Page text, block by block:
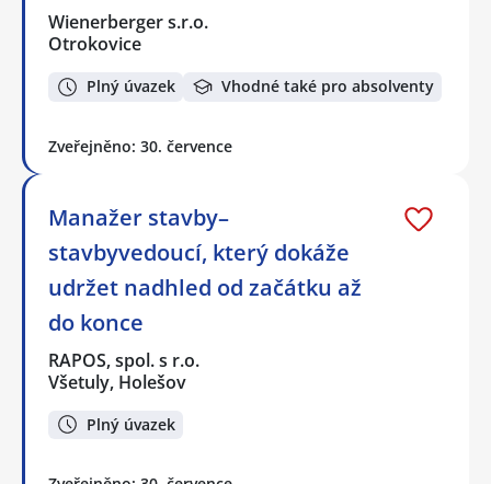
Wienerberger s.r.o.
Otrokovice
Plný úvazek Vhodné také pro absolventy
Zveřejněno: 30. července
Manažer stavby–
stavbyvedoucí, který dokáže
udržet nadhled od začátku až
do konce
RAPOS, spol. s r.o.
Všetuly, Holešov
Plný úvazek